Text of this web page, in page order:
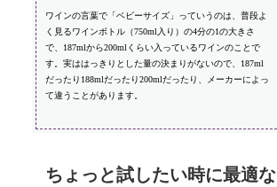
ワインの言葉で「ベビーサイズ」っていうのは、普段よ
く見るワインボトル（750ml入り）の4分の1の大きさ
で、187mlから200mlくらい入っているワインのことで
す。実ははっきりとした量の決まりがないので、187ml
だったり188mlだったり200mlだったり、メーカーによっ
て違うことがあります。
ちょっと試したい時に最適な